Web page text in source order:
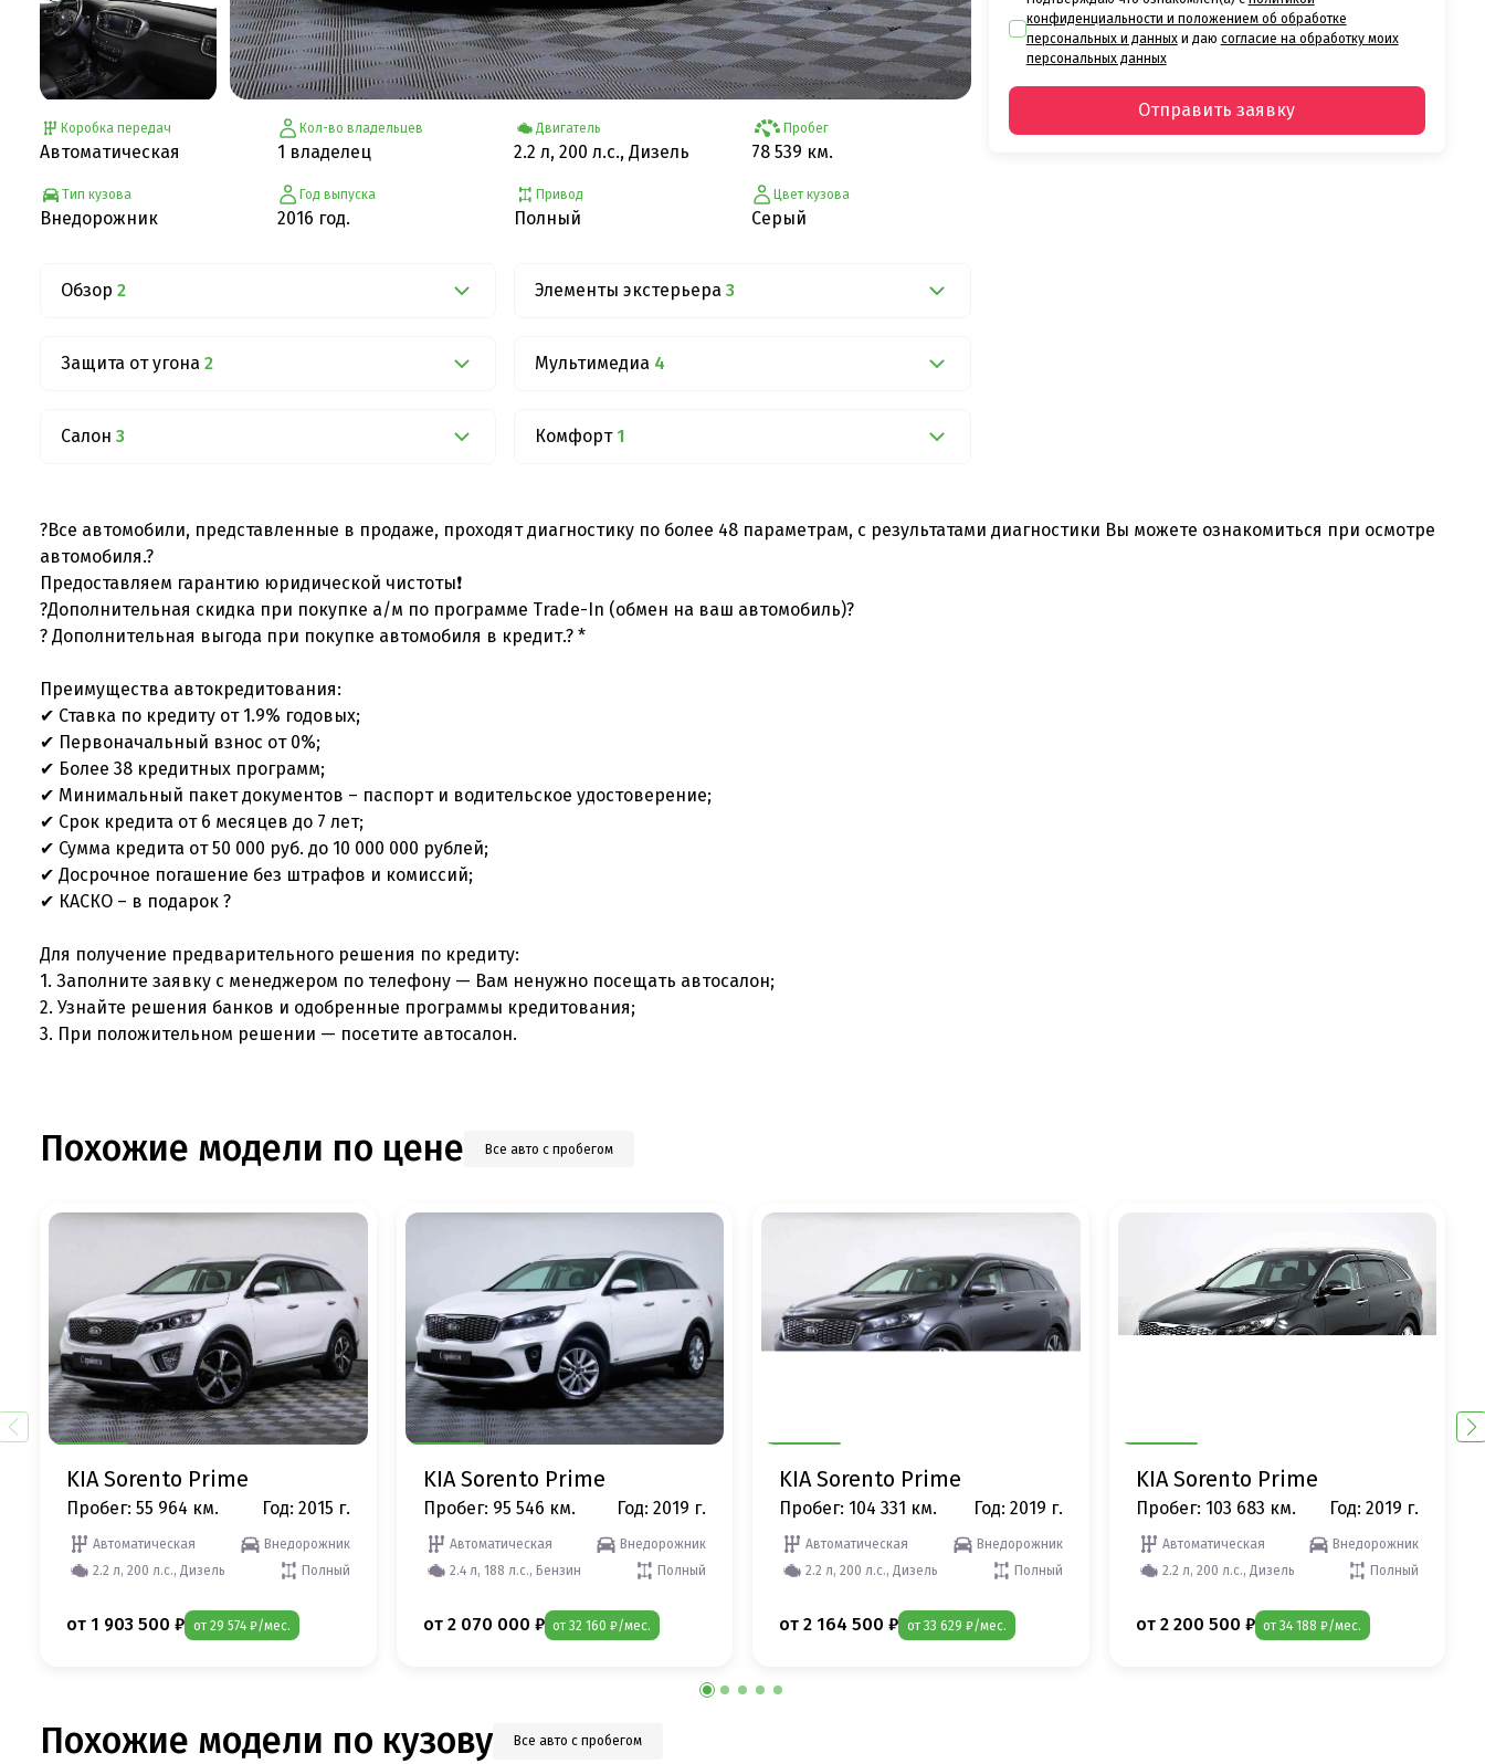
Коробка передач
Автоматическая
Тип кузова
Внедорожник
Кол-во владельцев
1 владелец
Год выпуска
2016 год.
Двигатель
2.2 л, 200 л.с., Дизель
Привод
Полный
Пробег
78 539 км.
Цвет кузова
Серый
Обзор 2 Элементы экстерьера 3
Защита от угона 2 Мультимедиа 4
Салон 3 Комфорт 1
конфиденциальности и положением об обработке
персональных и данныхи даю согласие на обработку моих
персональных данных
Отправить заявку
?Все автомобили, представленные в продаже, проходят диагностику по более 48 параметрам, с результатами диагностики Вы можете ознакомиться при осмотре
автомобиля.?
Предоставляем гарантию юридической чистоты❗
?Дополнительная скидка при покупке а/м по программе Trade-In (обмен на ваш автомобиль)?
? Дополнительная выгода при покупке автомобиля в кредит.? *
Преимущества автокредитования:
✔ Ставка по кредиту от 1.9% годовых;
✔ Первоначальный взнос от 0%;
✔ Более 38 кредитных программ;
✔ Минимальный пакет документов – паспорт и водительское удостоверение;
✔ Срок кредита от 6 месяцев до 7 лет;
✔ Сумма кредита от 50 000 руб. до 10 000 000 рублей;
✔ Досрочное погашение без штрафов и комиссий;
✔ КАСКО – в подарок ?
Для получение предварительного решения по кредиту:
1. Заполните заявку с менеджером по телефону — Вам ненужно посещать автосалон;
2. Узнайте решения банков и одобренные программы кредитования;
3. При положительном решении — посетите автосалон.
Похожие модели по цене Все авто с пробегом
KIA Sorento Prime
Пробег: 55 964 км. Год: 2015 г.
Автоматическая
Внедорожник
2.2 л, 200 л.с., Дизель
Полный
от 1 903 500 ₽ от 29 574 ₽/мес.
KIA Sorento Prime
Пробег: 95 546 км. Год: 2019 г.
Автоматическая
Внедорожник
2.4 л, 188 л.с., Бензин
Полный
от 2 070 000 ₽ от 32 160 ₽/мес.
KIA Sorento Prime
Пробег: 104 331 км. Год: 2019 г.
Автоматическая
Внедорожник
2.2 л, 200 л.с., Дизель
Полный
от 2 164 500 ₽ от 33 629 ₽/мес.
KIA Sorento Prime
Пробег: 103 683 км. Год: 2019 г.
Автоматическая
Внедорожник
2.2 л, 200 л.с., Дизель
Полный
от 2 200 500 ₽ от 34 188 ₽/мес.
Похожие модели по кузову Все авто с пробегом